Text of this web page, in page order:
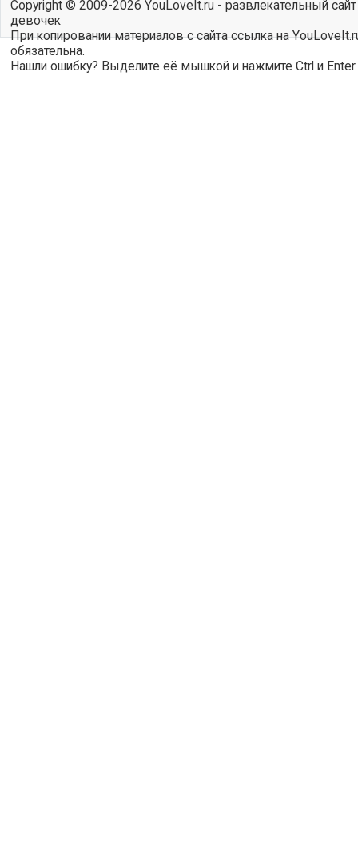
Copyright © 2009-2026 YouLoveIt.ru - развлекательный
девочек
При копировании материалов с сайта ссылка на
обязательна.
Нашли ошибку? Выделите её мышкой и нажмите Ctrl и Enter.